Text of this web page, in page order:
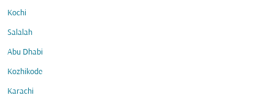
Kochi
Salalah
Abu Dhabi
Kozhikode
Karachi